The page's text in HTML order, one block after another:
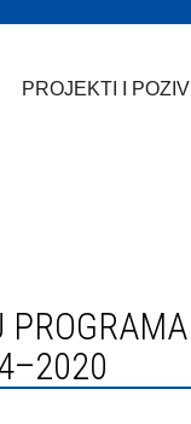
PROJEKTI I POZIVI